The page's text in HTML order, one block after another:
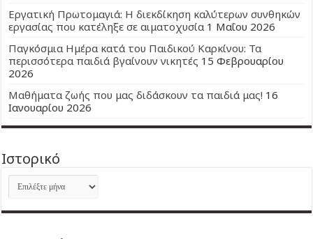
Εργατική Πρωτομαγιά: Η διεκδίκηση καλύτερων συνθηκών
εργασίας που κατέληξε σε αιματοχυσία 1 Μαΐου 2026
Παγκόσμια Ημέρα κατά του Παιδικού Καρκίνου: Τα
περισσότερα παιδιά βγαίνουν νικητές 15 Φεβρουαρίου
2026
Μαθήματα ζωής που μας διδάσκουν τα παιδιά μας! 16
Ιανουαρίου 2026
Ιστορικό
Ιστορικό